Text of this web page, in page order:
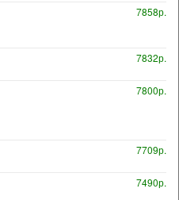
7858р.
7832р.
7800р.
7709р.
7490р.